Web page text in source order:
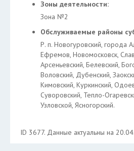
Зоны деятельности:
Зона №2
Обслуживаемые районы
Р. п. Новогуровский, города
Ефремов, Новомосковск,
Арсеньевский, Белевский,
Воловский, Дубенский,
Кимовский, Куркинский,
Суворовский, Тепло-
Узловской, Ясногорский.
ID 3677. Данные актуальны на